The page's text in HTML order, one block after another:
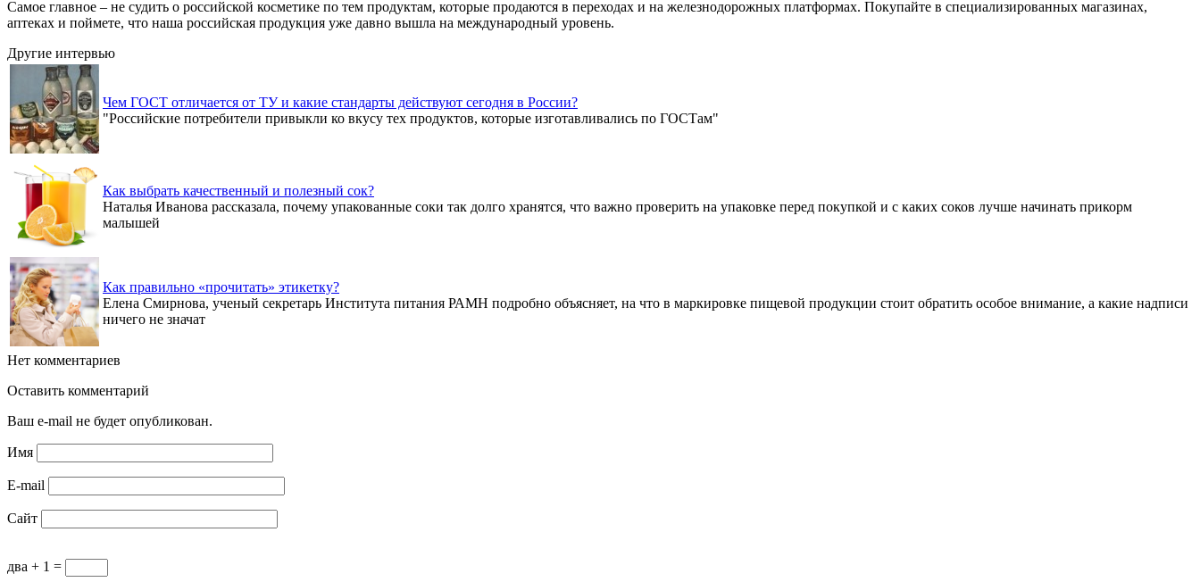
Самое главное – не судить о российской косметике по тем продуктам, которые продаются в переходах и на железнодорожных платформах. Покупайте в специализированных магазинах,
аптеках и поймете, что наша российская продукция уже давно вышла на международный уровень.
Другие интервью
Чем ГОСТ отличается от ТУ и какие стандарты действуют сегодня в России?
"Российские потребители привыкли ко вкусу тех продуктов, которые изготавливались по ГОСТам"
Как выбрать качественный и полезный сок?
Наталья Иванова рассказала, почему упакованные соки так долго хранятся, что важно проверить на упаковке перед покупкой и с каких соков лучше начинать прикорм
малышей
Как правильно «прочитать» этикетку?
Елена Смирнова, ученый секретарь Института питания РАМН подробно объясняет, на что в маркировке пищевой продукции стоит обратить особое внимание, а какие надписи
ничего не значат
Нет комментариев
Оставить комментарий
Ваш e-mail не будет опубликован.
Имя
E-mail
Сайт
два + 1 =